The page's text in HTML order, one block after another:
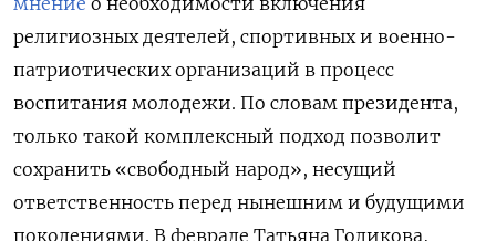
религиозных деятелей, спортивных и военно-
патриотических организаций в процесс
воспитания молодежи. По словам президента,
только такой комплексный подход позволит
сохранить «свободный народ», несущий
ответственность перед нынешним и будущими
поколениями. В феврале Татьяна Голикова,